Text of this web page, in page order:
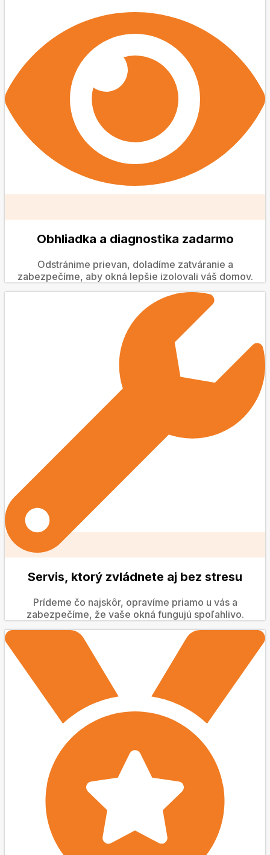
Obhliadka a diagnostika zadarmo
Odstránime prievan, doladíme zatváranie a
zabezpečíme, aby okná lepšie izolovali váš domov.
Servis, ktorý zvládnete aj bez stresu
Prídeme čo najskôr, opravíme priamo u vás a
zabezpečíme, že vaše okná fungujú spoľahlivo.